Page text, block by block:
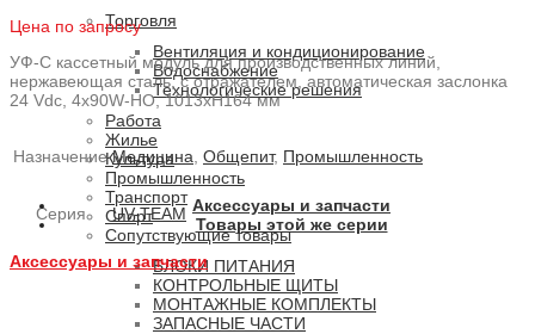
Торговля
Вентиляция и кондиционирование
Водоснабжение
Технологические решения
Работа
Жилье
Культура
Промышленность
Транспорт
Спорт
Сопутствующие товары
БЛОКИ ПИТАНИЯ
КОНТРОЛЬНЫЕ ЩИТЫ
МОНТАЖНЫЕ КОМПЛЕКТЫ
ЗАПАСНЫЕ ЧАСТИ
Цена по запросу
УФ-С кассетный модуль для производственных линий,
нержавеющая сталь, с отражателем, автоматическая заслонка
24 Vdc, 4x90W-HO, 1013xH164 мм
Назначение Медицина Общепит, Промышленность
Серия UV-TEAM Аксессуары и запчасти
Товары этой же серии
Аксессуары и запчасти